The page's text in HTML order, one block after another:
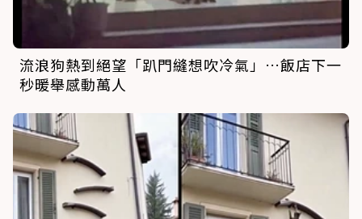
流浪狗熱到絕望「趴門縫想吹冷氣」…飯店下一
秒暖舉感動萬人